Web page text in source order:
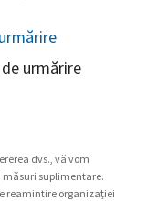
urmărire
dvs., vă vom
suplimentare.
reamintire organizației